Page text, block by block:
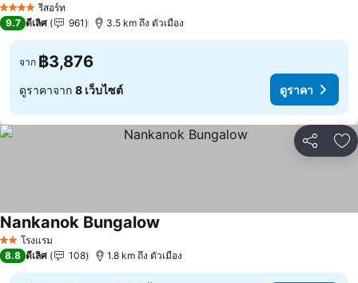
4 ดาว รีสอร์ท
9.7 ดีเลิศ 961 3.5 km ถึง ตัวเมือง
จาก ฿3,876
ดูราคาจาก 8 เว็บไซต์ ดูราคา
แชร์ เ
2 ดาวโรงแรม
Nankanok Bungalow
8.8 ดีเลิศ 108 1.8 km ถึง ตัวเมือง